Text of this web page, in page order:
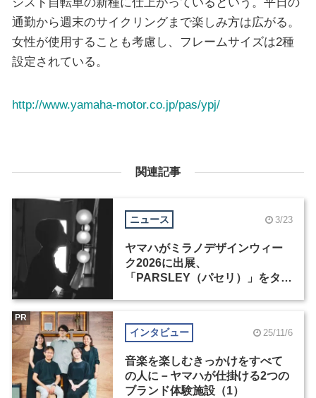
通勤から週末のサイクリングまで楽しみ方は広がる。
女性が使用することも考慮し、フレームサイズは2種
設定されている。
http://www.yamaha-motor.co.jp/pas/ypj/
関連記事
ニュース 3/23
ヤマハがミラノデザインウィー
ク2026に出展、
「PARSLEY（パセリ）」をタイ
インタビュー 25/11/6
音楽を楽しむきっかけをすべて
の人に－ヤマハが仕掛ける2つの
ブランド体験施設（1）
PR